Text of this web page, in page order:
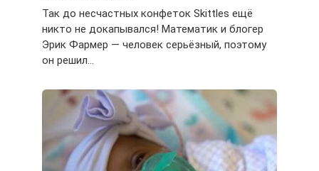
Так до несчастных конфеток Skittles ещё
никто не докапывался! Математик и блогер
Эрик Фармер — человек серьёзный, поэтому
он решил…